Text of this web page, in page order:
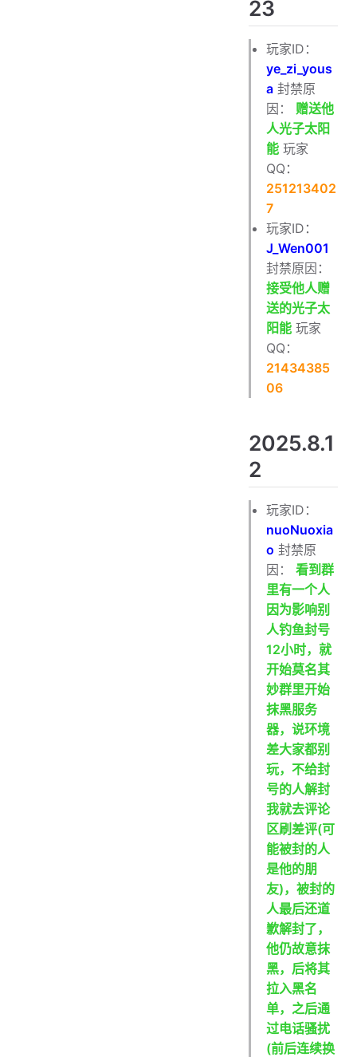
23
玩家ID：
ye_zi_yous
a 封禁原
因： 赠送他
人光子太阳
能 玩家
QQ：
251213402
7
玩家ID：
J_Wen001
封禁原因：
接受他人赠
送的光子太
阳能 玩家
QQ：
21434385
06
2025.8.1
2
玩家ID：
nuoNuoxia
o 封禁原
因：看到群
里有一个人
因为影响别
人钓鱼封号
12小时，就
开始莫名其
妙群里开始
抹黑服务
器，说环境
差大家都别
玩，不给封
号的人解封
我就去评论
区刷差评(可
能被封的人
是他的朋
友)，被封的
人最后还道
歉解封了，
他仍故意抹
黑，后将其
拉入黑名
单，之后通
过电话骚扰
(前后连续换